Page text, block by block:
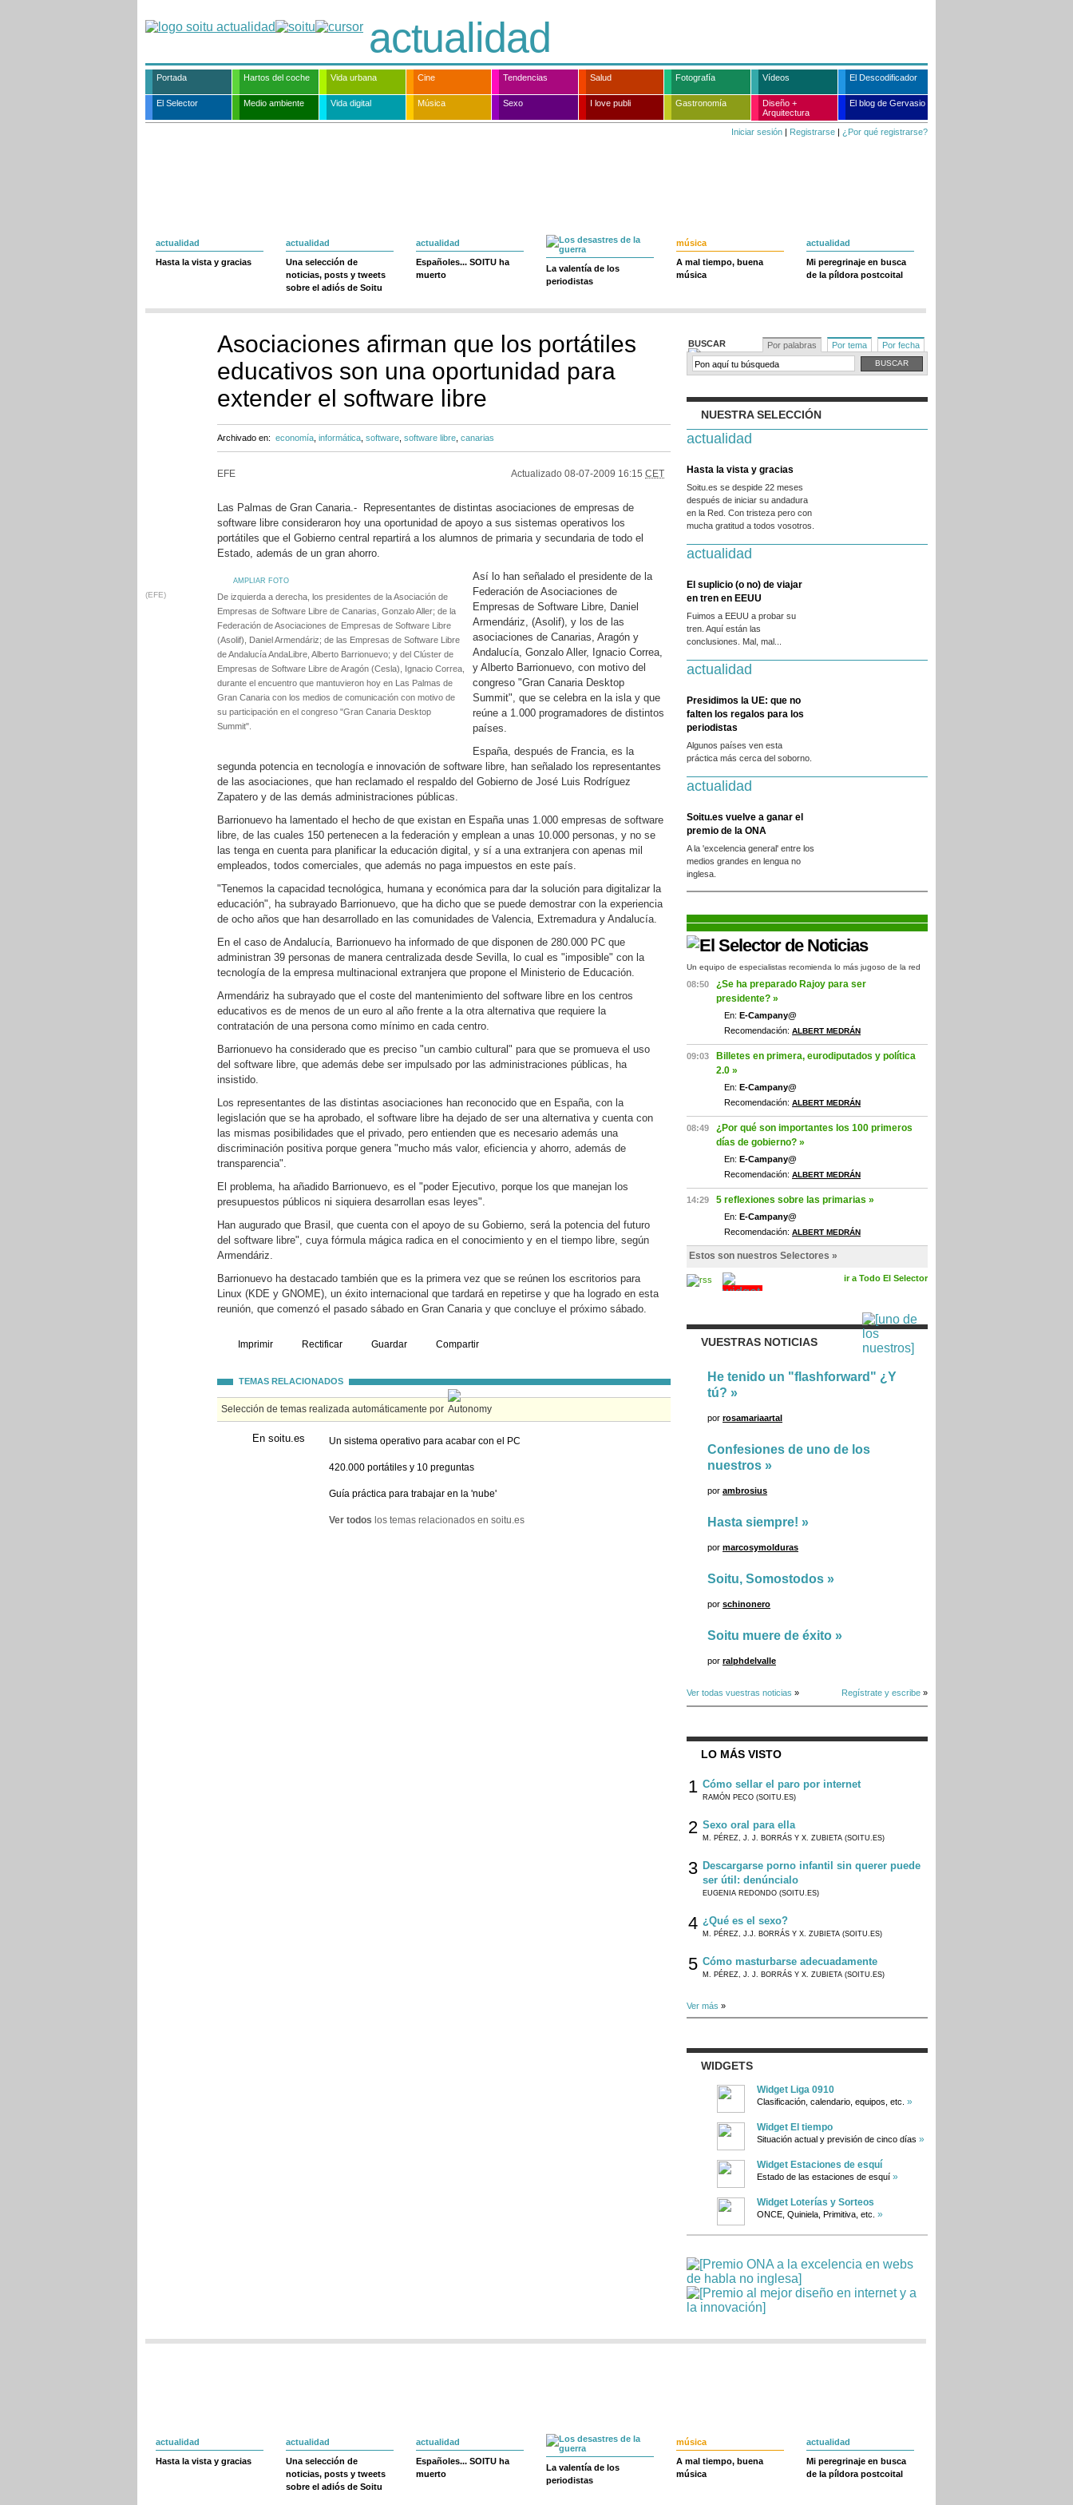
actualidad
Portada Hartos del coche Vida urbana Cine Tendencias Salud Fotografía Vídeos El Descodificador
El Selector Medio ambiente Vida digital Música Sexo I love publi Gastronomía
Diseño +
Arquitectura
El blog de Gervasio
Iniciar sesión | Registrarse | ¿Por qué registrarse?
actualidad
Hasta la vista y gracias
actualidad
Una selección de
noticias, posts y tweets
sobre el adiós de Soitu
actualidad
Españoles... SOITU ha
muerto
La valentía de los
periodistas
música
A mal tiempo, buena
música
actualidad
Mi peregrinaje en busca
de la píldora postcoital
Asociaciones afirman que los portátiles
educativos son una oportunidad para
extender el software libre
Archivado en: economía informática software software libre canarias
EFE Actualizado 08-07-2009 16:15 CET
Las Palmas de Gran Canaria.- Representantes de distintas asociaciones de empresas de
software libre consideraron hoy una oportunidad de apoyo a sus sistemas operativos los
portátiles que el Gobierno central repartirá a los alumnos de primaria y secundaria de todo el
Estado, además de un gran ahorro.
AMPLIAR FOTO
(EFE)
De izquierda a derecha, los presidentes de la Asociación de
Empresas de Software Libre de Canarias, Gonzalo Aller; de la
Federación de Asociaciones de Empresas de Software Libre
(Asolif), Daniel Armendáriz; de las Empresas de Software Libre
de Andalucía AndaLibre, Alberto Barrionuevo; y del Clúster de
Empresas de Software Libre de Aragón (Cesla), Ignacio Correa,
durante el encuentro que mantuvieron hoy en Las Palmas de
Gran Canaria con los medios de comunicación con motivo de
su participación en el congreso "Gran Canaria Desktop
Summit".
Así lo han señalado el presidente de la
Federación de Asociaciones de
Empresas de Software Libre, Daniel
Armendáriz, (Asolif), y los de las
asociaciones de Canarias, Aragón y
Andalucía, Gonzalo Aller, Ignacio Correa,
y Alberto Barrionuevo, con motivo del
congreso "Gran Canaria Desktop
Summit", que se celebra en la isla y que
reúne a 1.000 programadores de distintos
países.
España, después de Francia, es la
segunda potencia en tecnología e innovación de software libre, han señalado los representantes
de las asociaciones, que han reclamado el respaldo del Gobierno de José Luis Rodríguez
Zapatero y de las demás administraciones públicas.
Barrionuevo ha lamentado el hecho de que existan en España unas 1.000 empresas de software
libre, de las cuales 150 pertenecen a la federación y emplean a unas 10.000 personas, y no se
las tenga en cuenta para planificar la educación digital, y sí a una extranjera con apenas mil
empleados, todos comerciales, que además no paga impuestos en este país.
"Tenemos la capacidad tecnológica, humana y económica para dar la solución para digitalizar la
educación", ha subrayado Barrionuevo, que ha dicho que se puede demostrar con la experiencia
de ocho años que han desarrollado en las comunidades de Valencia, Extremadura y Andalucía.
En el caso de Andalucía, Barrionuevo ha informado de que disponen de 280.000 PC que
administran 39 personas de manera centralizada desde Sevilla, lo cual es "imposible" con la
tecnología de la empresa multinacional extranjera que propone el Ministerio de Educación.
Armendáriz ha subrayado que el coste del mantenimiento del software libre en los centros
educativos es de menos de un euro al año frente a la otra alternativa que requiere la
contratación de una persona como mínimo en cada centro.
Barrionuevo ha considerado que es preciso "un cambio cultural" para que se promueva el uso
del software libre, que además debe ser impulsado por las administraciones públicas, ha
insistido.
Los representantes de las distintas asociaciones han reconocido que en España, con la
legislación que se ha aprobado, el software libre ha dejado de ser una alternativa y cuenta con
las mismas posibilidades que el privado, pero entienden que es necesario además una
discriminación positiva porque genera "mucho más valor, eficiencia y ahorro, además de
transparencia".
El problema, ha añadido Barrionuevo, es el "poder Ejecutivo, porque los que manejan los
presupuestos públicos ni siquiera desarrollan esas leyes".
Han augurado que Brasil, que cuenta con el apoyo de su Gobierno, será la potencia del futuro
del software libre", cuya fórmula mágica radica en el conocimiento y en el tiempo libre, según
Armendáriz.
Barrionuevo ha destacado también que es la primera vez que se reúnen los escritorios para
Linux (KDE y GNOME), un éxito internacional que tardará en repetirse y que ha logrado en esta
reunión, que comenzó el pasado sábado en Gran Canaria y que concluye el próximo sábado.
Imprimir Rectificar Guardar Compartir
TEMAS RELACIONADOS
Selección de temas realizada automáticamente por
En soitu.es Un sistema operativo para acabar con el PC
420.000 portátiles y 10 preguntas
Guía práctica para trabajar en la 'nube'
Ver todos los temas relacionados en soitu.es
BUSCAR Por palabras Por tema Por fecha
NUESTRA SELECCIÓN
actualidad
Hasta la vista y gracias
Soitu.es se despide 22 meses
después de iniciar su andadura
en la Red. Con tristeza pero con
mucha gratitud a todos vosotros.
actualidad
El suplicio (o no) de viajar
en tren en EEUU
Fuimos a EEUU a probar su
tren. Aquí están las
conclusiones. Mal, mal...
actualidad
Presidimos la UE: que no
falten los regalos para los
periodistas
Algunos países ven esta
práctica más cerca del soborno.
actualidad
Soitu.es vuelve a ganar el
premio de la ONA
A la 'excelencia general' entre los
medios grandes en lengua no
inglesa.
Un equipo de especialistas recomienda lo más jugoso de la red
08:50
¿Se ha preparado Rajoy para ser
presidente? »
En: E-Campany@
Recomendación: ALBERT MEDRÁN
09:03
Billetes en primera, eurodiputados y política
2.0 »
En: E-Campany@
Recomendación: ALBERT MEDRÁN
08:49
¿Por qué son importantes los 100 primeros
días de gobierno? »
En: E-Campany@
Recomendación: ALBERT MEDRÁN
14:29 5 reflexiones sobre las primarias »
En: E-Campany@
Recomendación: ALBERT MEDRÁN
Estos son nuestros Selectores »
ir a Todo El Selector
VUESTRAS NOTICIAS
He tenido un "flashforward" ¿Y
tú? »
por rosamariaartal
Confesiones de uno de los
nuestros »
por ambrosius
Hasta siempre! »
por marcosymolduras
Soitu, Somostodos »
por schinonero
Soitu muere de éxito »
por ralphdelvalle
Ver todas vuestras noticias » Regístrate y escribe »
LO MÁS VISTO
1 Cómo sellar el paro por internet
RAMÓN PECO (SOITU.ES)
2 Sexo oral para ella
M. PÉREZ, J. J. BORRÁS Y X. ZUBIETA (SOITU.ES)
3 Descargarse porno infantil sin querer puede
ser útil: denúncialo
EUGENIA REDONDO (SOITU.ES)
4 ¿Qué es el sexo?
M. PÉREZ, J.J. BORRÁS Y X. ZUBIETA (SOITU.ES)
5 Cómo masturbarse adecuadamente
M. PÉREZ, J. J. BORRÁS Y X. ZUBIETA (SOITU.ES)
Ver más »
WIDGETS
Widget Liga 0910
Clasificación, calendario, equipos, etc. »
Widget El tiempo
Situación actual y previsión de cinco días »
Widget Estaciones de esquí
Estado de las estaciones de esquí »
Widget Loterías y Sorteos
ONCE, Quiniela, Primitiva, etc. »
actualidad
Hasta la vista y gracias
actualidad
Una selección de
noticias, posts y tweets
sobre el adiós de Soitu
actualidad
Españoles... SOITU ha
muerto
La valentía de los
periodistas
música
A mal tiempo, buena
música
actualidad
Mi peregrinaje en busca
de la píldora postcoital